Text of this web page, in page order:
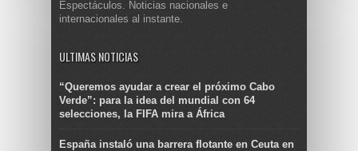
Espectáculos. Noticias nacionales e
internacionales al instante.
ULTIMAS NOTICIAS
“Queremos ayudar a crear el próximo Cabo
Verde”: para la idea del mundial con 64
selecciones, la FIFA mira a África
España instaló una barrera flotante en Ceuta en